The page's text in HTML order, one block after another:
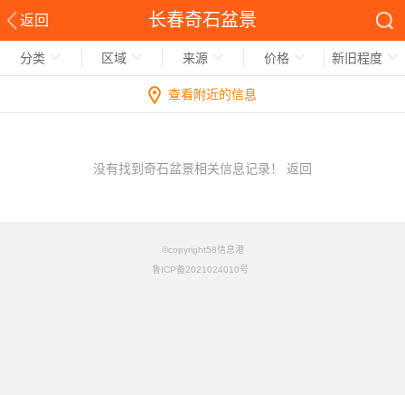
返回 长春奇石盆景
分类 区域 来源 价格 新旧程度
查看附近的信息
没有找到奇石盆景相关信息记录！ 返回
©copyright58信息港
鲁ICP备2021024010号